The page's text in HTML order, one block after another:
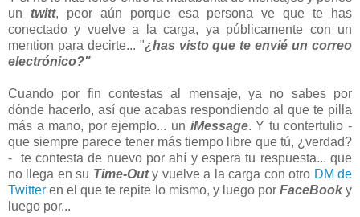
un twitt, peor aún porque esa persona ve que te has
conectado y vuelve a la carga, ya públicamente con un
mention para decirte... "¿has visto que te envié un correo
electrónico?"
Cuando por fin contestas al mensaje, ya no sabes por
dónde hacerlo, así que acabas respondiendo al que te pilla
más a mano, por ejemplo... un iMessage. Y tu contertulio -
que siempre parece tener más tiempo libre que tú, ¿verdad?
- te contesta de nuevo por ahí y espera tu respuesta... que
no llega en su Time-Outy vuelve a la carga con otro DM de
Twitter en el que te repite lo mismo, y luego por FaceBooky
luego por...